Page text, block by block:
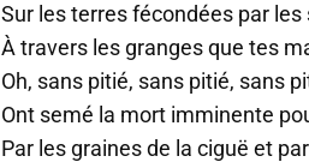
Sur les terres fécondées par les
À travers les granges que tes
Oh, sans pitié, sans pitié, sans
Ont semé la mort imminente
Par les graines de la ciguë et